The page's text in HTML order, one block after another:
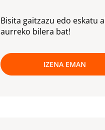
Bisita gaitzazu edo eskatu
aurreko bilera bat!
IZENA EMAN